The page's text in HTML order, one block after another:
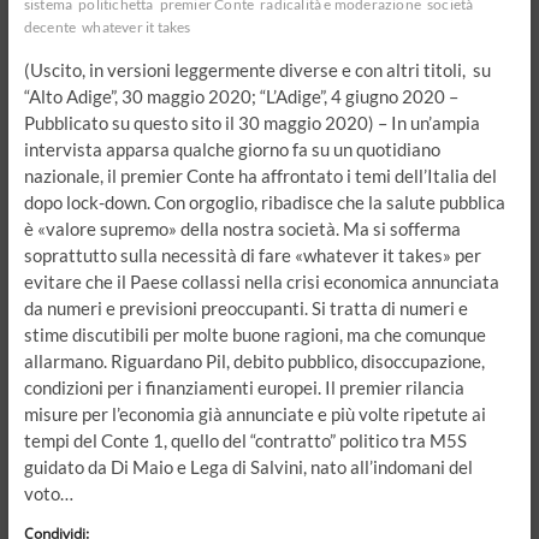
sistema politichetta premier Conte radicalità e moderazione società
decente whatever it takes
(Uscito, in versioni leggermente diverse e con altri titoli, su
“Alto Adige”, 30 maggio 2020; “L’Adige”, 4 giugno 2020 –
Pubblicato su questo sito il 30 maggio 2020) – In un’ampia
intervista apparsa qualche giorno fa su un quotidiano
nazionale, il premier Conte ha affrontato i temi dell’Italia del
dopo lock-down. Con orgoglio, ribadisce che la salute pubblica
è «valore supremo» della nostra società. Ma si sofferma
soprattutto sulla necessità di fare «whatever it takes» per
evitare che il Paese collassi nella crisi economica annunciata
da numeri e previsioni preoccupanti. Si tratta di numeri e
stime discutibili per molte buone ragioni, ma che comunque
allarmano. Riguardano Pil, debito pubblico, disoccupazione,
condizioni per i finanziamenti europei. Il premier rilancia
misure per l’economia già annunciate e più volte ripetute ai
tempi del Conte 1, quello del “contratto” politico tra M5S
guidato da Di Maio e Lega di Salvini, nato all’indomani del
voto…
Condividi: